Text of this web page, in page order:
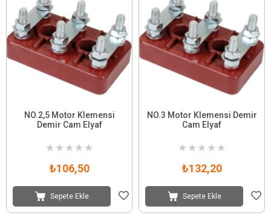
NO.2,5 Motor Klemensi
Demir Cam Elyaf
★ ★ ★ ★ ★
₺106,50
Sepete Ekle
NO.3 Motor Klemensi Demir
Cam Elyaf
★ ★ ★ ★ ★
₺132,20
Sepete Ekle